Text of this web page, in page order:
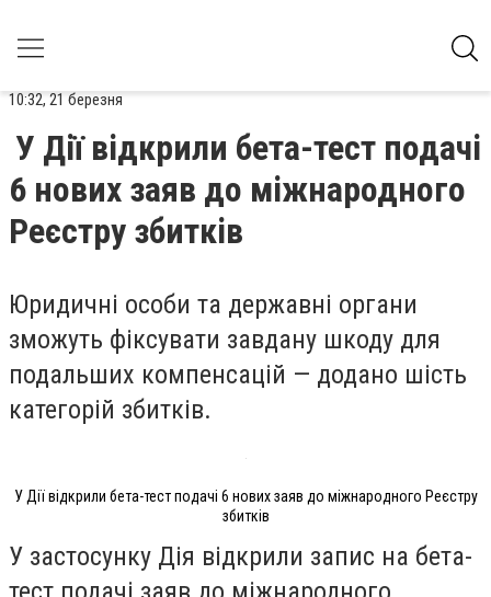
10:32, 21 березня
У Дії відкрили бета-тест подачі
6 нових заяв до міжнародного
Реєстру збитків
Юридичні особи та державні органи
зможуть фіксувати завдану шкоду для
подальших компенсацій — додано шість
категорій збитків.
У Дії відкрили бета-тест подачі 6 нових заяв до міжнародного Реєстру
збитків
У застосунку Дія відкрили запис на бета-